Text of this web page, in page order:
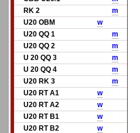
RK 2
m
U20 OBM
w
U20 QQ 1
m
U20 QQ 2
m
U 20 QQ 3
m
U 20 QQ 4
m
U20 RK 3
m
U20 RT A1
w
U20 RT A2
w
U20 RT B1
w
U20 RT B2
w